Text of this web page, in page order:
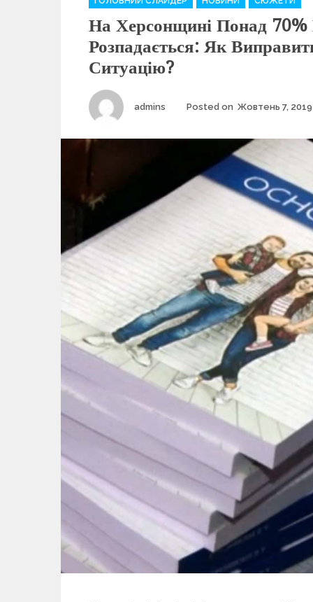
a
e
g
o
i
e
На Херсонщині Понад
Розпадається: Як
Ситуацію?
Author
admins Posted on Жовтень 7, 2019